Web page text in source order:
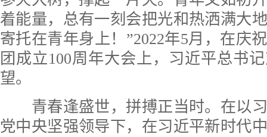
着能量，总有一刻会把光和热洒满大
寄托在青年身上！”2022年5月，在庆
团成立100周年大会上，习近平总书
望。
青春逢盛世，拼搏正当时。在以习
党中央坚强领导下，在习近平新时代